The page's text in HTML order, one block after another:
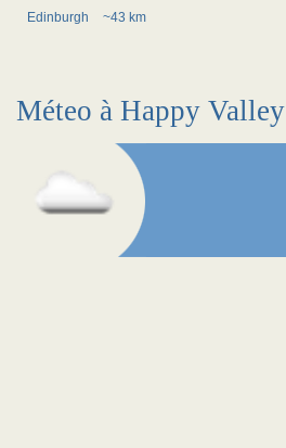
Edinburgh
~43 km
Méteo à Happy Valley